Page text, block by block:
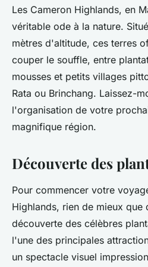
Comment
des plantations
Cameron
Malaisie?
Hugo •26 juin 2024•5 min de
Les Cameron Highlands, en
véritable ode à la nature.
mètres d'altitude, ces terres
couper le souffle, entre
mousses et petits villages
Rata ou Brinchang. Laissez-
l'organisation de votre
magnifique région.
Découverte des
Pour commencer votre
Highlands, rien de mieux que
découverte des célèbres
l'une des principales
un spectacle visuel